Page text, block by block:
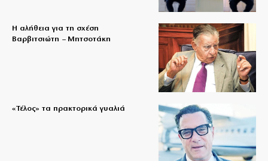
Η αλήθεια για τη σχέση
Βαρβιτσιώτη – Μητσοτάκη
«Τέλος» τα πρακτορικά γυαλιά